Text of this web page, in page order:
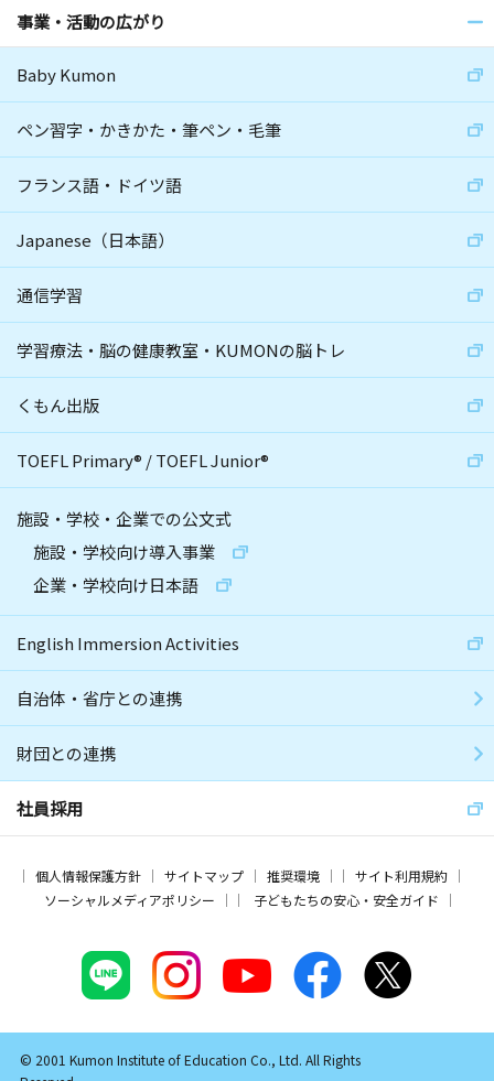
事業・活動の広がり
Baby Kumon
ペン習字・かきかた・筆ペン・毛筆
フランス語・ドイツ語
Japanese（日本語）
通信学習
学習療法・脳の健康教室・KUMONの脳トレ
くもん出版
TOEFL Primary® /TOEFL Junior®
施設・学校・企業での公文式
施設・学校向け導入事業
企業・学校向け日本語
English Immersion Activities
自治体・省庁との連携
財団との連携
社員採用
個人情報保護方針 サイトマップ 推奨環境
サイト利用規約
ソーシャルメディアポリシー
子どもたちの安心・安全ガイド
© 2001 Kumon Institute of Education Co., Ltd. All Rights